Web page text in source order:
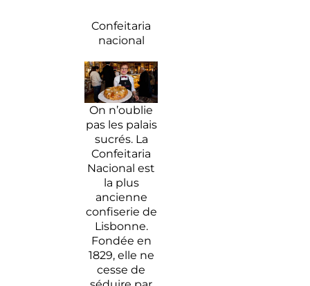
Confeitaria
nacional
On n’oublie
pas les palais
sucrés. La
Confeitaria
Nacional est
la plus
ancienne
confiserie de
Lisbonne.
Fondée en
1829, elle ne
cesse de